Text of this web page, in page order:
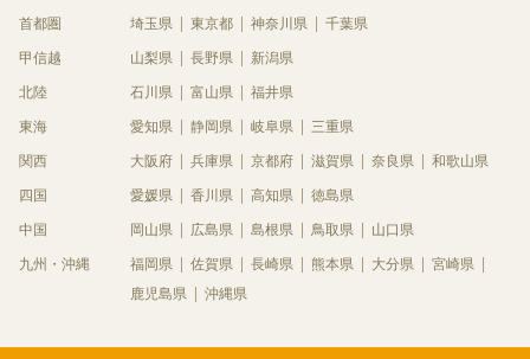
首都圏 埼玉県 東京都 神奈川県 千葉県
甲信越 山梨県 長野県 新潟県
北陸 石川県 富山県 福井県
東海 愛知県 静岡県 岐阜県 三重県
関西 大阪府 兵庫県 京都府 滋賀県 奈良県 和歌山県
四国 愛媛県 香川県 高知県 徳島県
中国 岡山県 広島県 島根県 鳥取県 山口県
九州・沖縄 福岡県 佐賀県 長崎県 熊本県 大分県
宮崎県
鹿児島県
沖縄県